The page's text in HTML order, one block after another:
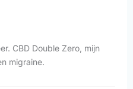
CBD Double Zero, mijn
migraine.